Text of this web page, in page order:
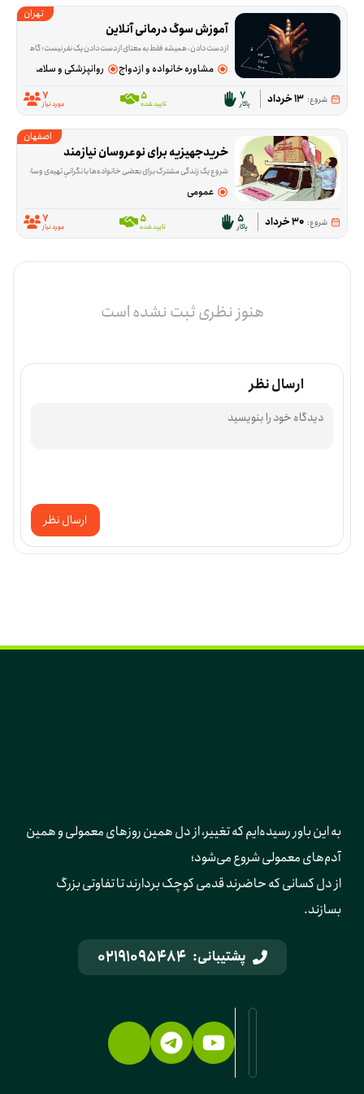
تهران
آموزش سوگ درمانی آنلاین
از دست دادن، همیشه فقط به معنای از دست دادن یک نفر نیست؛ گاهی آدم‌ها با فقدان آرامش، امنیت یا بخشی از زندگی روزمره‌شان هم درگیر می‌شوند و حرف زدن
مشاوره خانواده و ازدواج روانپزشکی و سلامت روان
شروع: 13 خرداد 7
پاکار 5
تایید شده 7
مورد نیاز
اصفهان
خریدجهیزیه برای نوعروسان نیازمند
شروع یک زندگی مشترک برای بعضی خانواده‌ها با نگرانیِ تهیه‌ی وسایل اولیه خانه همراه است. این فرصت برای کمک به خرید جهیزیه نوعروسانی شکل گرفته که در آستانه ازدواج هستند و
عمومی
شروع: 30 خرداد 5
پاکار 5
تایید شده 7
مورد نیاز
هنوز نظری ثبت نشده است
ارسال نظر
ارسال نظر
به این باور رسیده‌ایم که تغییر، از دل همین روزهای معمولی و همین
آدم‌های معمولی شروع می‌شود؛
از دل کسانی که حاضرند قدمی کوچک بردارند تا تفاوتی بزرگ
بسازند.
پشتیبانی: 02191095484